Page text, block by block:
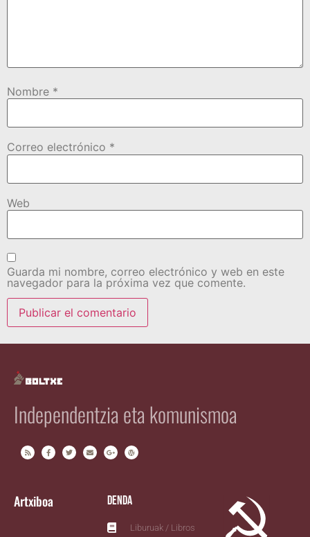
Nombre *
Correo electrónico *
Web
Guarda mi nombre, correo electrónico y web en este
navegador para la próxima vez que comente.
Independentzia eta komunismoa
Artxiboa Denda
Liburuak / Libros